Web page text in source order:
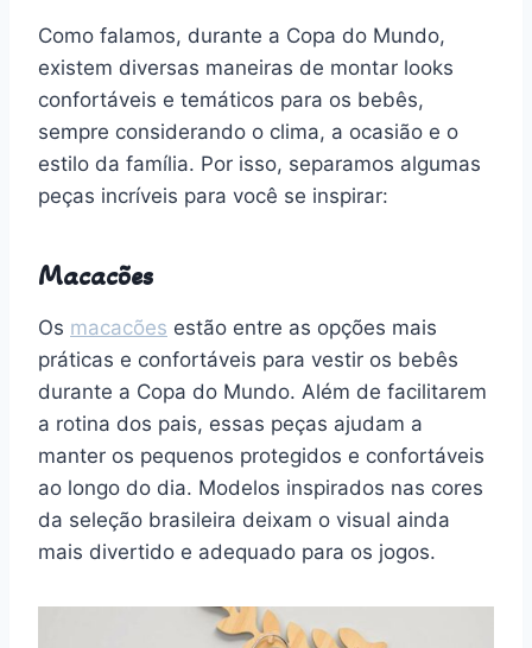
Como falamos, durante a Copa do Mundo,
existem diversas maneiras de montar looks
confortáveis e temáticos para os bebês,
sempre considerando o clima, a ocasião e o
estilo da família. Por isso, separamos algumas
peças incríveis para você se inspirar:
Macacões
Os macacões estão entre as opções mais
práticas e confortáveis para vestir os bebês
durante a Copa do Mundo. Além de facilitarem
a rotina dos pais, essas peças ajudam a
manter os pequenos protegidos e confortáveis
ao longo do dia. Modelos inspirados nas cores
da seleção brasileira deixam o visual ainda
mais divertido e adequado para os jogos.